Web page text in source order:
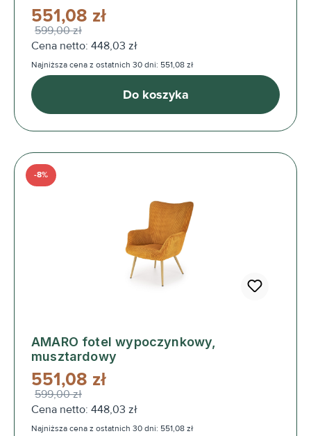
551,08 zł
599,00 zł
Cena netto: 448,03 zł
Najniższa cena z ostatnich 30 dni: 551,08 zł
Do koszyka
AMARO fotel wypoczynkowy,
musztardowy
-8%
551,08 zł
599,00 zł
Cena netto: 448,03 zł
Najniższa cena z ostatnich 30 dni: 551,08 zł